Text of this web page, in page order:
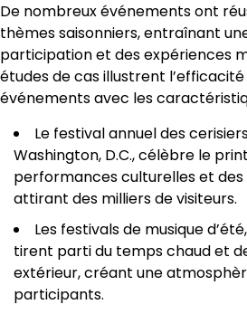
De nombreux événements ont
thèmes saisonniers, entraînant
participation et des expériences
études de cas illustrent
événements avec les
Le festival annuel des
Washington, D.C., célèbre le
performances culturelles et
attirant des milliers de visiteurs.
Les festivals de musique
tirent parti du temps chaud et
extérieur, créant une
participants.